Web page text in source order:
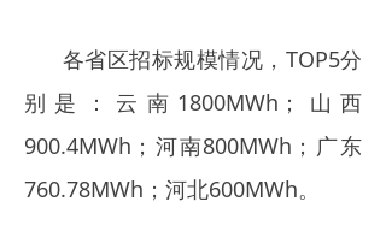
各省区招标规模情况，TOP5分
别是：云南1800MWh；山西
900.4MWh；河南800MWh；广东
760.78MWh；河北600MWh。